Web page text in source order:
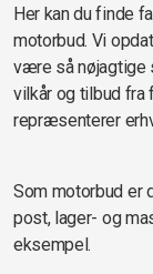
Her kan du finde
motorbud. Vi
være så nøjagtige
vilkår og tilbud fra
repræsenterer
Som motorbud er
post, lager- og
eksempel.